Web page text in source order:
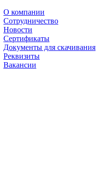
О компании
Сотрудничество
Новости
Сертификаты
Документы для скачивания
Реквизиты
Вакансии